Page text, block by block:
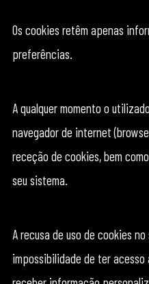
Os cookies retêm apenas
preferências.
A qualquer momento o
navegador de internet
receção de cookies, bem
seu sistema.
A recusa de uso de cookies
impossibilidade de ter acesso